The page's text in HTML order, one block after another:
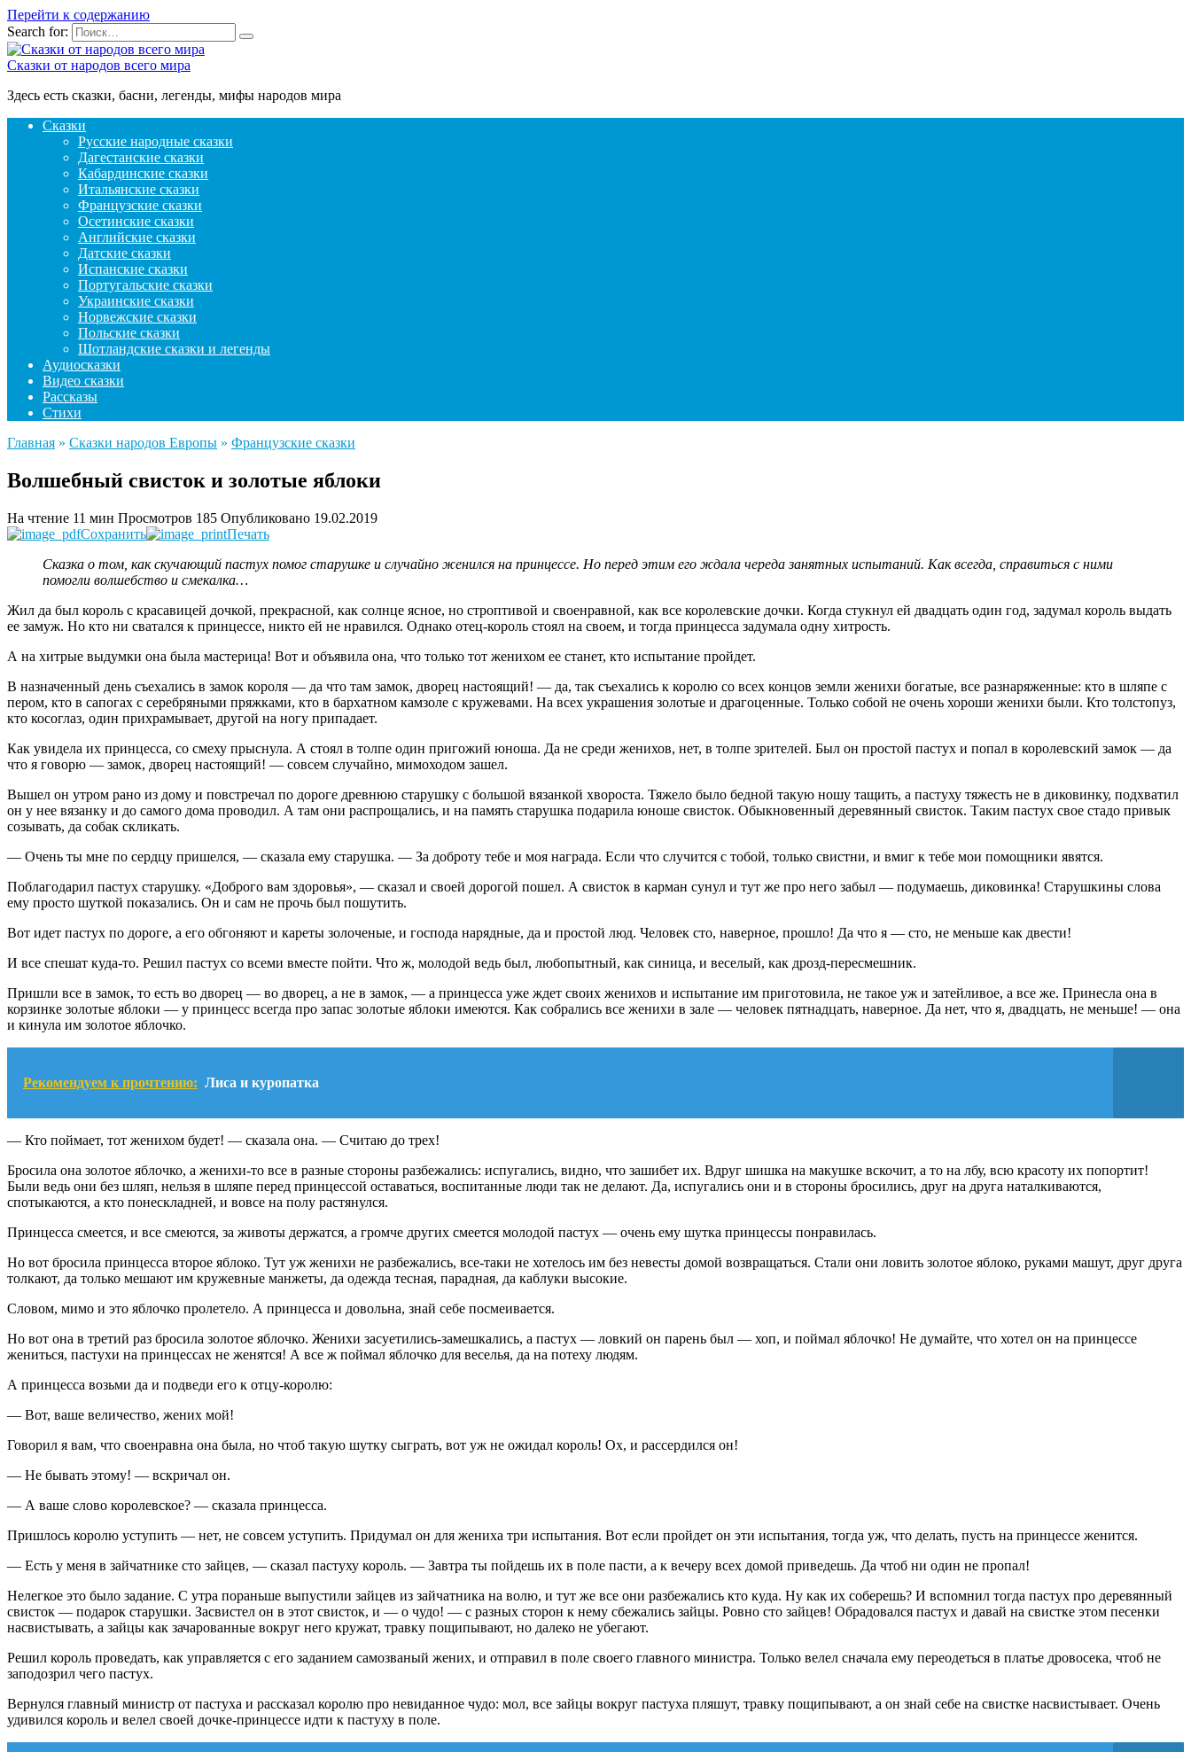
Перейти к содержанию
Search for:
Сказки от народов всего мира
Здесь есть сказки, басни, легенды, мифы народов мира
Сказки
Русские народные сказки
Дагестанские сказки
Кабардинские сказки
Итальянские сказки
Французские сказки
Осетинские сказки
Английские сказки
Датские сказки
Испанские сказки
Португальские сказки
Украинские сказки
Норвежские сказки
Польские сказки
Шотландские сказки и легенды
Аудиосказки
Видео сказки
Рассказы
Стихи
Главная » Сказки народов Европы » Французские сказки
Волшебный свисток и золотые яблоки
На чтение 11 мин Просмотров 185 Опубликовано 19.02.2019
Сохранить
Печать
Сказка о том, как скучающий пастух помог старушке и случайно женился на принцессе. Но перед этим его ждала череда занятных испытаний. Как всегда, справиться с ними
помогли волшебство и смекалка…
Жил да был король с красавицей дочкой, прекрасной, как солнце ясное, но строптивой и своенравной, как все королевские дочки. Когда стукнул ей двадцать один год, задумал король выдать
ее замуж. Но кто ни сватался к принцессе, никто ей не нравился. Однако отец-король стоял на своем, и тогда принцесса задумала одну хитрость.
А на хитрые выдумки она была мастерица! Вот и объявила она, что только тот женихом ее станет, кто испытание пройдет.
В назначенный день съехались в замок короля — да что там замок, дворец настоящий! — да, так съехались к королю со всех концов земли женихи богатые, все разнаряженные: кто в шляпе с
пером, кто в сапогах с серебряными пряжками, кто в бархатном камзоле с кружевами. На всех украшения золотые и драгоценные. Только собой не очень хороши женихи были. Кто толстопуз,
кто косоглаз, один прихрамывает, другой на ногу припадает.
Как увидела их принцесса, со смеху прыснула. А стоял в толпе один пригожий юноша. Да не среди женихов, нет, в толпе зрителей. Был он простой пастух и попал в королевский замок — да
что я говорю — замок, дворец настоящий! — совсем случайно, мимоходом зашел.
Вышел он утром рано из дому и повстречал по дороге древнюю старушку с большой вязанкой хвороста. Тяжело было бедной такую ношу тащить, а пастуху тяжесть не в диковинку, подхватил
он у нее вязанку и до самого дома проводил. А там они распрощались, и на память старушка подарила юноше свисток. Обыкновенный деревянный свисток. Таким пастух свое стадо привык
созывать, да собак скликать.
— Очень ты мне по сердцу пришелся, — сказала ему старушка. — За доброту тебе и моя награда. Если что случится с тобой, только свистни, и вмиг к тебе мои помощники явятся.
Поблагодарил пастух старушку. «Доброго вам здоровья», — сказал и своей дорогой пошел. А свисток в карман сунул и тут же про него забыл — подумаешь, диковинка! Старушкины слова
ему просто шуткой показались. Он и сам не прочь был пошутить.
Вот идет пастух по дороге, а его обгоняют и кареты золоченые, и господа нарядные, да и простой люд. Человек сто, наверное, прошло! Да что я — сто, не меньше как двести!
И все спешат куда-то. Решил пастух со всеми вместе пойти. Что ж, молодой ведь был, любопытный, как синица, и веселый, как дрозд-пересмешник.
Пришли все в замок, то есть во дворец — во дворец, а не в замок, — а принцесса уже ждет своих женихов и испытание им приготовила, не такое уж и затейливое, а все же. Принесла она в
корзинке золотые яблоки — у принцесс всегда про запас золотые яблоки имеются. Как собрались все женихи в зале — человек пятнадцать, наверное. Да нет, что я, двадцать, не меньше! — она
и кинула им золотое яблочко.
Рекомендуем к прочтению: Лиса и куропатка
— Кто поймает, тот женихом будет! — сказала она. — Считаю до трех!
Бросила она золотое яблочко, а женихи-то все в разные стороны разбежались: испугались, видно, что зашибет их. Вдруг шишка на макушке вскочит, а то на лбу, всю красоту их попортит!
Были ведь они без шляп, нельзя в шляпе перед принцессой оставаться, воспитанные люди так не делают. Да, испугались они и в стороны бросились, друг на друга наталкиваются,
спотыкаются, а кто понескладней, и вовсе на полу растянулся.
Принцесса смеется, и все смеются, за животы держатся, а громче других смеется молодой пастух — очень ему шутка принцессы понравилась.
Но вот бросила принцесса второе яблоко. Тут уж женихи не разбежались, все-таки не хотелось им без невесты домой возвращаться. Стали они ловить золотое яблоко, руками машут, друг друга
толкают, да только мешают им кружевные манжеты, да одежда тесная, парадная, да каблуки высокие.
Словом, мимо и это яблочко пролетело. А принцесса и довольна, знай себе посмеивается.
Но вот она в третий раз бросила золотое яблочко. Женихи засуетились-замешкались, а пастух — ловкий он парень был — хоп, и поймал яблочко! Не думайте, что хотел он на принцессе
жениться, пастухи на принцессах не женятся! А все ж поймал яблочко для веселья, да на потеху людям.
А принцесса возьми да и подведи его к отцу-королю:
— Вот, ваше величество, жених мой!
Говорил я вам, что своенравна она была, но чтоб такую шутку сыграть, вот уж не ожидал король! Ох, и рассердился он!
— Не бывать этому! — вскричал он.
— А ваше слово королевское? — сказала принцесса.
Пришлось королю уступить — нет, не совсем уступить. Придумал он для жениха три испытания. Вот если пройдет он эти испытания, тогда уж, что делать, пусть на принцессе женится.
— Есть у меня в зайчатнике сто зайцев, — сказал пастуху король. — Завтра ты пойдешь их в поле пасти, а к вечеру всех домой приведешь. Да чтоб ни один не пропал!
Нелегкое это было задание. С утра пораньше выпустили зайцев из зайчатника на волю, и тут же все они разбежались кто куда. Ну как их соберешь? И вспомнил тогда пастух про деревянный
свисток — подарок старушки. Засвистел он в этот свисток, и — о чудо! — с разных сторон к нему сбежались зайцы. Ровно сто зайцев! Обрадовался пастух и давай на свистке этом песенки
насвистывать, а зайцы как зачарованные вокруг него кружат, травку пощипывают, но далеко не убегают.
Решил король проведать, как управляется с его заданием самозваный жених, и отправил в поле своего главного министра. Только велел сначала ему переодеться в платье дровосека, чтоб не
заподозрил чего пастух.
Вернулся главный министр от пастуха и рассказал королю про невиданное чудо: мол, все зайцы вокруг пастуха пляшут, травку пощипывают, а он знай себе на свистке насвистывает. Очень
удивился король и велел своей дочке-принцессе идти к пастуху в поле.